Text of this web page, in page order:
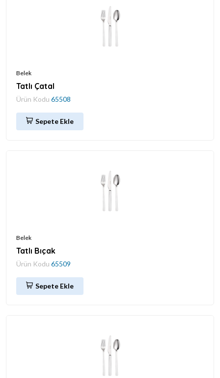
Belek
Tatlı Çatal
Ürün Kodu 65508
Sepete Ekle
Belek
Tatlı Bıçak
Ürün Kodu 65509
Sepete Ekle